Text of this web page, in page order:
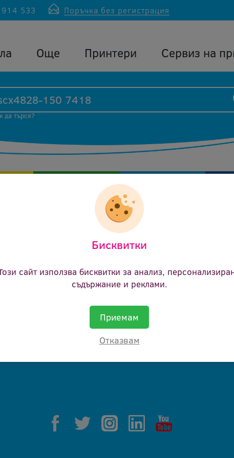
533 Поръчка без регистрация
Още Принтери Сервиз на
да търся?
Бисквитки
сайт използва бисквитки за анализ,
съдържание и реклами.
Приемам
Отказвам